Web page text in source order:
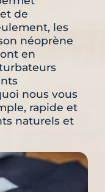
de
les
néoprène
en
nous vous
rapide et
naturels et